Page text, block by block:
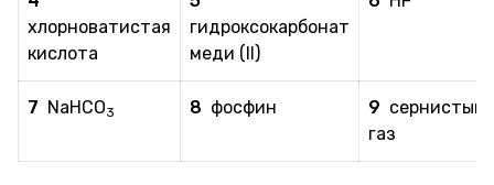
хлорноватистая
кислота
гидроксокарбонат
меди (II)
7 NaHCO3 8 фосфин 9 сернистый
газ